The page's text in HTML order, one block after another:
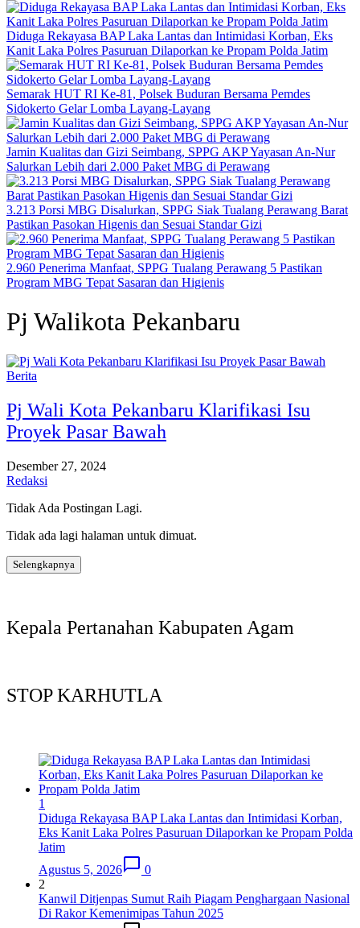
Diduga Rekayasa BAP Laka Lantas dan Intimidasi Korban, Eks
Kanit Laka Polres Pasuruan Dilaporkan ke Propam Polda Jatim
Semarak HUT RI Ke-81, Polsek Buduran Bersama Pemdes
Sidokerto Gelar Lomba Layang-Layang
Jamin Kualitas dan Gizi Seimbang, SPPG AKP Yayasan An-Nur
Salurkan Lebih dari 2.000 Paket MBG di Perawang
3.213 Porsi MBG Disalurkan, SPPG Siak Tualang Perawang Barat
Pastikan Pasokan Higenis dan Sesuai Standar Gizi
2.960 Penerima Manfaat, SPPG Tualang Perawang 5 Pastikan
Program MBG Tepat Sasaran dan Higienis
Pj Walikota Pekanbaru
Berita
Pj Wali Kota Pekanbaru Klarifikasi Isu
Proyek Pasar Bawah
Desember 27, 2024
Redaksi
Tidak Ada Postingan Lagi.
Tidak ada lagi halaman untuk dimuat.
Selengkapnya
Kepala Pertanahan Kabupaten Agam
STOP KARHUTLA
1
Diduga Rekayasa BAP Laka Lantas dan Intimidasi Korban,
Eks Kanit Laka Polres Pasuruan Dilaporkan ke Propam Polda
Jatim
Agustus 5, 2026
0
2
Kanwil Ditjenpas Sumut Raih Piagam Penghargaan Nasional
Di Rakor Kemenimipas Tahun 2025